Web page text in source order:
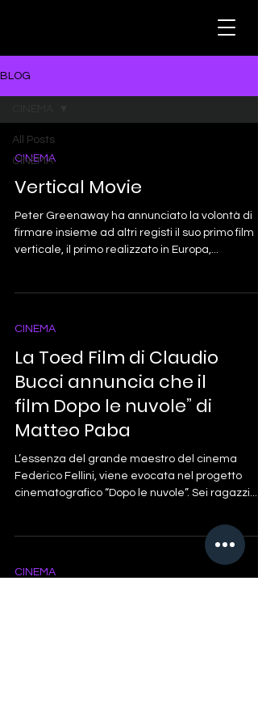
BLOG
All Posts
CINEMA
CINEMA
Vertical Movie
Peter Greenaway ha annunciato la volontà di
firmare insieme ad altri registi il suo primo film
verticale, il primo realizzato in Europa,...
CINEMA
La Toed Film di Claudio
Bucci annuncia che il
film Dopo le nuvole” di
Matteo Paba
L’essenza del grande maestro del cinema
Federico Fellini, viene evocata nel progetto
cinematografico “Dopo le nuvole”. Sei ragazzi...
CINEMA